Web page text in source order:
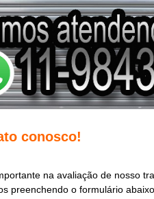
conosco!
na avaliação de nosso
preenchendo o formulário